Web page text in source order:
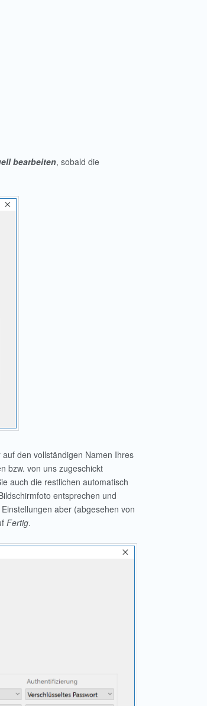
bearbeiten, sobald die
den vollständigen Namen Ihres
bzw. von uns zugeschickt
auch die restlichen automatisch
entsprechen und
aber (abgesehen von
Fertig.